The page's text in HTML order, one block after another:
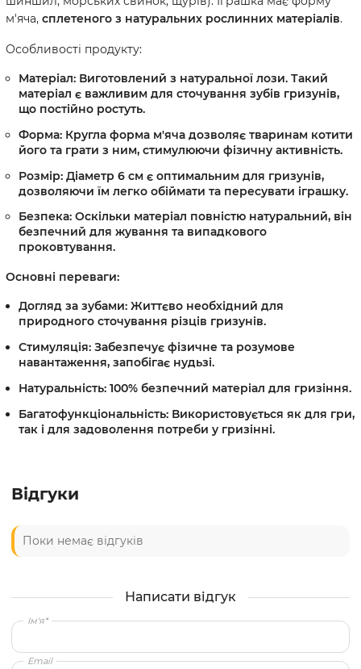
м'яча, сплетеного з натуральних рослинних матеріалів.
Особливості продукту:
Матеріал: Виготовлений з натуральної лози. Такий
матеріал є важливим для сточування зубів гризунів,
що постійно ростуть.
Форма: Кругла форма м'яча дозволяє тваринам котити
його та грати з ним, стимулюючи фізичну активність.
Розмір: Діаметр 6 см є оптимальним для гризунів,
дозволяючи їм легко обіймати та пересувати іграшку.
Безпека: Оскільки матеріал повністю натуральний, він
безпечний для жування та випадкового
проковтування.
Основні переваги:
Догляд за зубами: Життєво необхідний для
природного сточування різців гризунів.
Стимуляція: Забезпечує фізичне та розумове
навантаження, запобігає нудьзі.
Натуральність: 100% безпечний матеріал для гризіння.
Багатофункціональність: Використовується як для гри,
так і для задоволення потреби у гризінні.
Відгуки
Поки немає відгуків
Написати відгук
Ім'я*
Email